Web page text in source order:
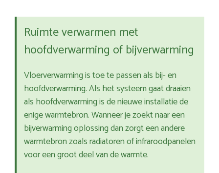
Ruimte verwarmen met
hoofdverwarming of bijverwarming
Vloerverwarming is toe te passen als bij- en
hoofdverwarming. Als het systeem gaat draaien
als hoofdverwarming is de nieuwe installatie de
enige warmtebron. Wanneer je zoekt naar een
bijverwarming oplossing dan zorgt een andere
warmtebron zoals radiatoren of infraroodpanelen
voor een groot deel van de warmte.